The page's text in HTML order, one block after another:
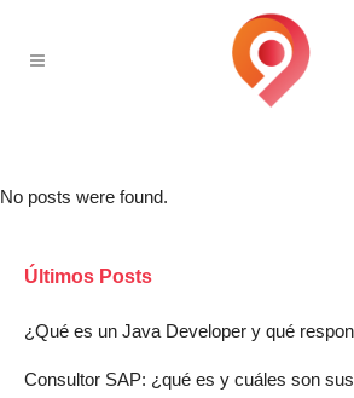
No posts were found.
Últimos Posts
¿Qué es un Java Developer y qué
Consultor SAP: ¿qué es y cuáles son